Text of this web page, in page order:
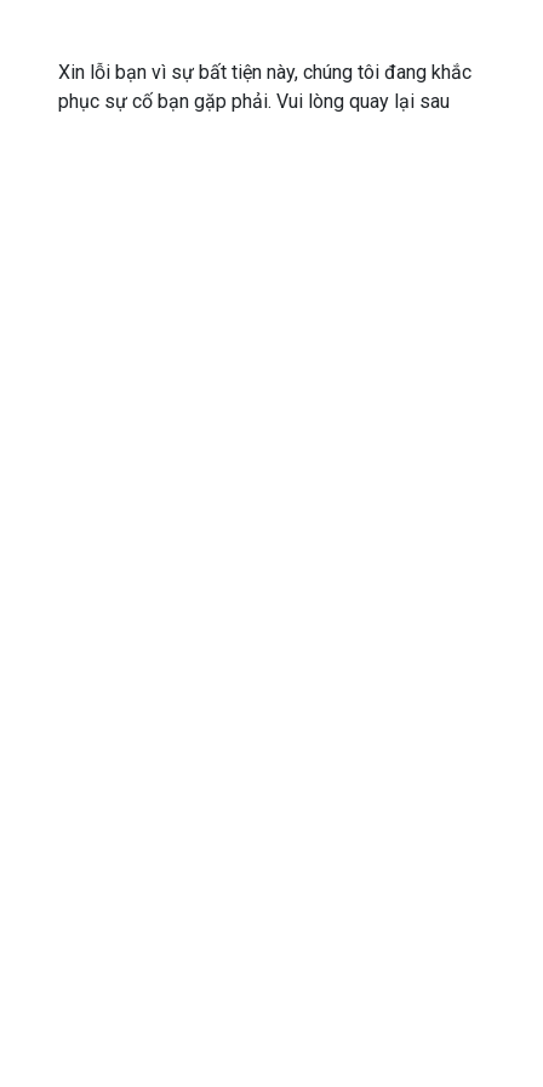
Xin lỗi bạn vì sự bất tiện này, chúng tôi đang khắc
phục sự cố bạn gặp phải. Vui lòng quay lại sau